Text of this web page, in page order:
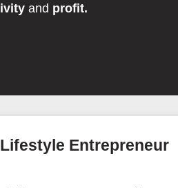
and profit.
Lifestyle Entrepreneur